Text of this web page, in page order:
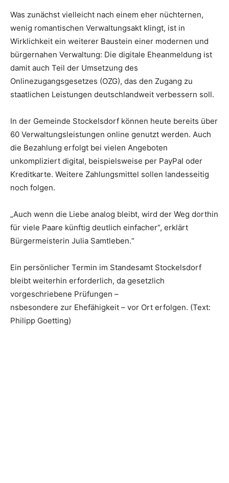
Was zunächst vielleicht nach einem eher nüchternen,
wenig romantischen Verwaltungsakt klingt, ist in
Wirklichkeit ein weiterer Baustein einer modernen und
bürgernahen Verwaltung: Die digitale Eheanmeldung ist
damit auch Teil der Umsetzung des
Onlinezugangsgesetzes (OZG), das den Zugang zu
staatlichen Leistungen deutschlandweit verbessern soll.
In der Gemeinde Stockelsdorf können heute bereits über
60 Verwaltungsleistungen online genutzt werden. Auch
die Bezahlung erfolgt bei vielen Angeboten
unkompliziert digital, beispielsweise per PayPal oder
Kreditkarte. Weitere Zahlungsmittel sollen landesseitig
noch folgen.
„Auch wenn die Liebe analog bleibt, wird der Weg dorthin
für viele Paare künftig deutlich einfacher“, erklärt
Bürgermeisterin Julia Samtleben.“
Ein persönlicher Termin im Standesamt Stockelsdorf
bleibt weiterhin erforderlich, da gesetzlich
vorgeschriebene Prüfungen –
nsbesondere zur Ehefähigkeit – vor Ort erfolgen. (Text:
Philipp Goetting)